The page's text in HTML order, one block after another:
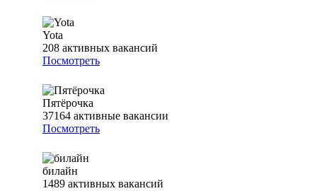
Yota
208 активных вакансий
Посмотреть
Пятёрочка
37164 активные вакансии
Посмотреть
билайн
1489 активных вакансий